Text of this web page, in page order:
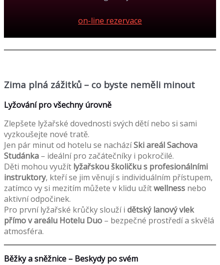
on-line rezervace
Zima plná zážitků – co byste neměli minout
Lyžování pro všechny úrovně
Zlepšete lyžařské dovednosti svých dětí nebo si sami
vyzkoušejte nové tratě.
Jen pár minut od hotelu se nacházíSki areál Sachova
Studánka – ideální pro začátečníky i pokročilé.
Děti mohou využít lyžařskou školičku s profesionálními
instruktory, kteří se jim věnují s individuálním přístupem,
zatímco vy si mezitím můžete v klidu užítwellness nebo
aktivní odpočinek.
Pro první lyžařské krůčky slouží i dětský lanový vlek
přímo v areálu Hotelu Duo – bezpečné prostředí a skvělá
atmosféra.
Běžky a sněžnice – Beskydy po svém